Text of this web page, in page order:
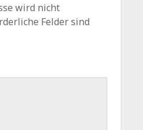
wird nicht
Felder sind